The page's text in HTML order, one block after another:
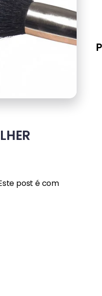
post é com